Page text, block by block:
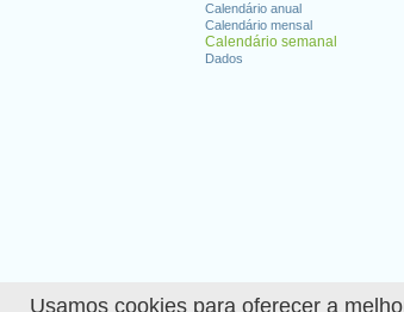
Usamos cookies para oferecer a
Calendário anual
Calendário mensal
Calendário semanal
Dados